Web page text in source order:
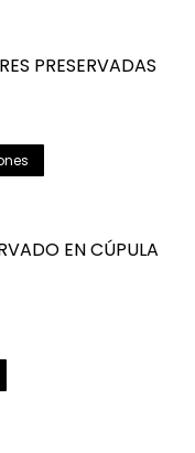
PRESERVADAS
múltiples
EN CÚPULA